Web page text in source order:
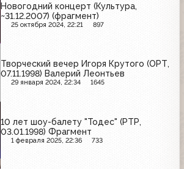
Новогодний концерт (Культура,
~31.12.2007) (фрагмент)
25 октября 2024, 22:21 897
Творческий вечер Игоря Крутого (ОРТ,
07.11.1998) Валерий Леонтьев
29 января 2024, 22:34 1645
10 лет шоу-балету "Тодес" (РТР,
03.01.1998) Фрагмент
1 февраля 2025, 22:36 733